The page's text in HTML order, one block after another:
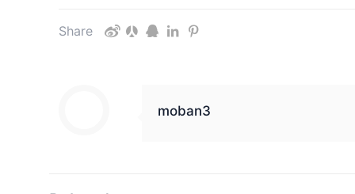
Share
moban3